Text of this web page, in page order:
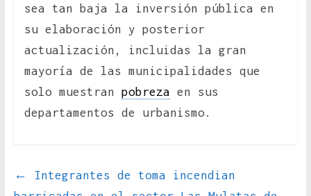
sea tan baja la inversión pública en
su elaboración y posterior
actualización, incluidas la gran
mayoría de las municipalidades que
solo muestran pobreza en sus
departamentos de urbanismo.
←
Integrantes de toma incendian